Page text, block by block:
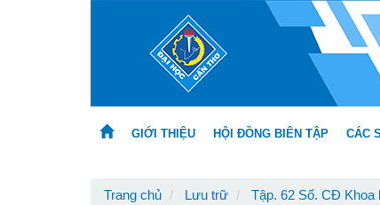
GIỚI THIỆU HỘI ĐỒNG BIÊN TẬP CÁC
Trang chủ Lưu trữ
Tập. 62 Số. CĐ Khoa